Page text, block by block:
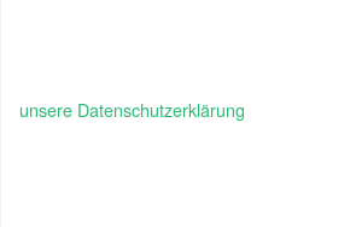
unsere Datenschutzerklärung